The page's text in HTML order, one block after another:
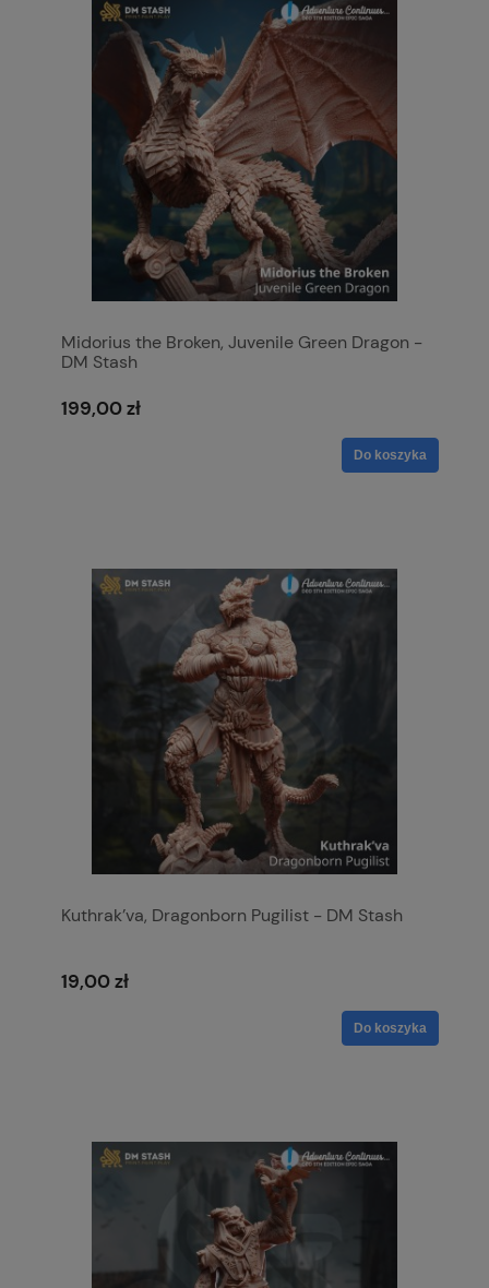
Midorius the Broken, Juvenile Green Dragon -
DM Stash
199,00 zł
Do koszyka
Kuthrak’va, Dragonborn Pugilist - DM Stash
19,00 zł
Do koszyka